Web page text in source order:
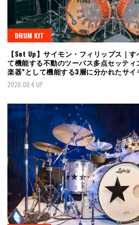
DRUM KIT
【Set Up】サイモン・フィリップス｜
て機能する不動のツーバス多点セッティ
楽器”として機能する3層に分かれたサイ
2026.08.4 UP